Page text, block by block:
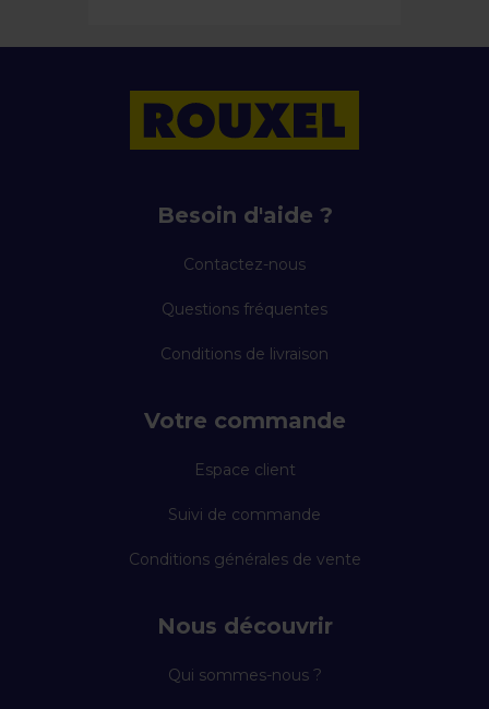
Besoin d'aide ?
Contactez-nous
Questions fréquentes
Conditions de livraison
Votre commande
Espace client
Suivi de commande
Conditions générales de vente
Nous découvrir
Qui sommes-nous ?